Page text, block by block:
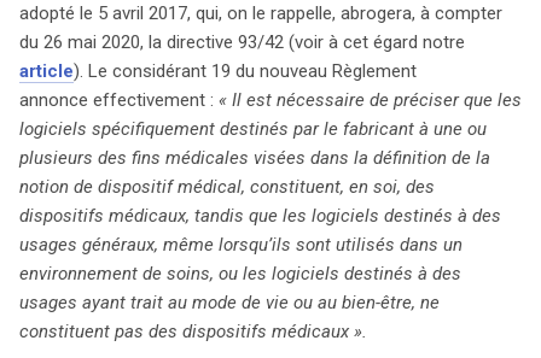
adopté le 5 avril 2017, qui, on le rappelle, abrogera, à compter
du 26 mai 2020, la directive 93/42 (voir à cet égard notre
article). Le considérant 19 du nouveau Règlement
annonce effectivement : « Il est nécessaire de préciser que les
logiciels spécifiquement destinés par le fabricant à une ou
plusieurs des fins médicales visées dans la définition de la
notion de dispositif médical, constituent, en soi, des
dispositifs médicaux, tandis que les logiciels destinés à des
usages généraux, même lorsqu’ils sont utilisés dans un
environnement de soins, ou les logiciels destinés à des
usages ayant trait au mode de vie ou au bien-être, ne
constituent pas des dispositifs médicaux ».